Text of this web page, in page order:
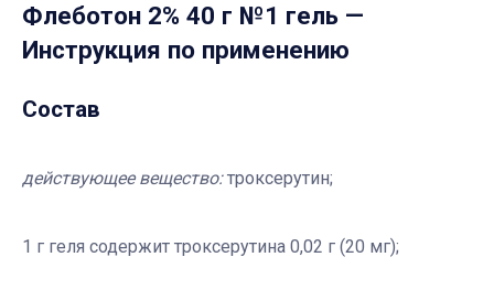
Флеботон 2% 40 г №1 гель —
Инструкция по применению
Состав
действующее вещество:троксерутин;
1 г геля содержит троксерутина 0,02 г (20 мг);